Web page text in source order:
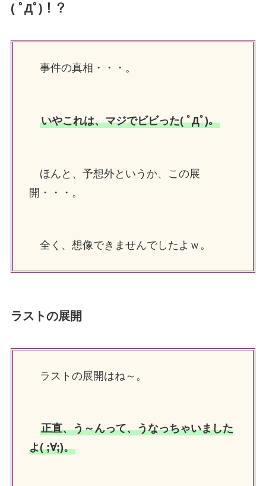
( ﾟДﾟ)！？
事件の真相・・・。
いやこれは、マジでビビった( ﾟДﾟ)。
ほんと、予想外というか、この展
開・・・。
全く、想像できませんでしたよｗ。
ラストの展開
ラストの展開はね～。
正直、う～んって、うなっちゃいました
よ( ;∀;)。